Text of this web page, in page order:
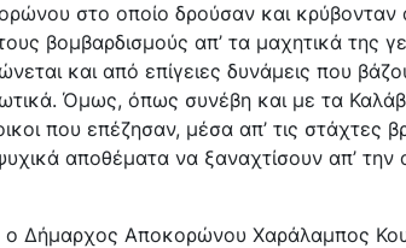
στο οποίο δρούσαν και κρύβονταν
βομβαρδισμούς απ’ τα μαχητικά της
και από επίγειες δυνάμεις που
Όμως, όπως συνέβη και με τα
που επέζησαν, μέσα απ’ τις στάχτες
αποθέματα να ξαναχτίσουν απ’ την
ο Δήμαρχος Αποκορώνου Χαράλαμπος